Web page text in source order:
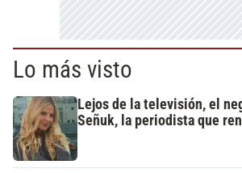
Lo más visto
Lejos de la televisión, el
Señuk, la periodista que